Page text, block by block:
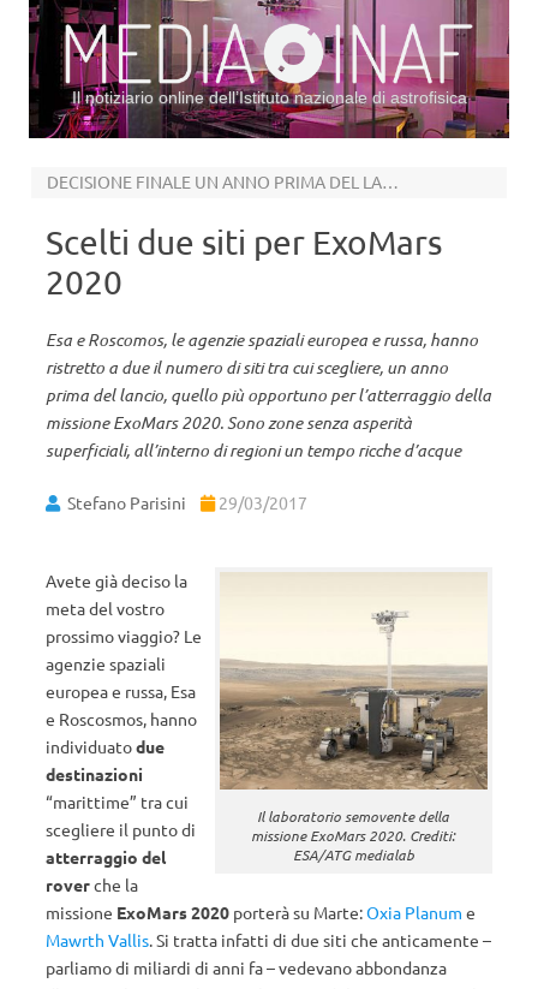
Il notiziario online dell’Istituto nazionale di astrofisica
DECISIONE FINALE UN ANNO PRIMA DEL LANCIO
Scelti due siti per ExoMars
2020
Esa e Roscomos, le agenzie spaziali europea e russa, hanno
ristretto a due il numero di siti tra cui scegliere, un anno
prima del lancio, quello più opportuno per l’atterraggio della
missione ExoMars 2020. Sono zone senza asperità
superficiali, all’interno di regioni un tempo ricche d’acque
Stefano Parisini 29/03/2017
Il laboratorio semovente della
missione ExoMars 2020. Crediti:
ESA/ATG medialab
Avete già deciso la
meta del vostro
prossimo viaggio? Le
agenzie spaziali
europea e russa, Esa
e Roscosmos, hanno
individuatodue
destinazioni
“marittime” tra cui
scegliere il punto di
atterraggio del
roverche la
missione ExoMars 2020 porterà su Marte:Oxia Planum e
Mawrth Vallis. Si tratta infatti di due siti che anticamente –
parliamo di miliardi di anni fa – vedevano abbondanza